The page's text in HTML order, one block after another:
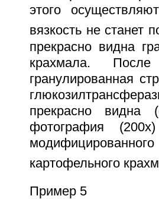
этого
вязкость не станет
прекрасно видна
крахмала. После
гранулированная
прекрасно
фотография
картофельного
Пример 5